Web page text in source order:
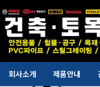
회사소개 제품안내